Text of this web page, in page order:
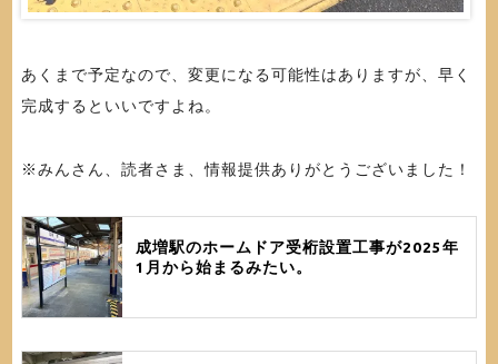
あくまで予定なので、変更になる可能性はありますが、早く
完成するといいですよね。
※みんさん、読者さま、情報提供ありがとうございました！
成増駅のホームドア受桁設置工事が2025年
1月から始まるみたい。